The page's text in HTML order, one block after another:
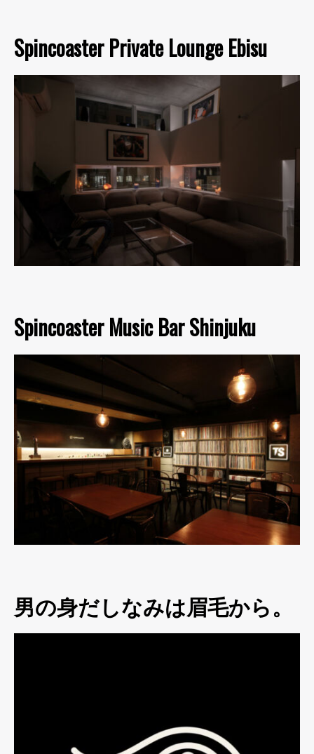
Spincoaster Private Lounge Ebisu
Spincoaster Music Bar Shinjuku
男の身だしなみは眉毛から。